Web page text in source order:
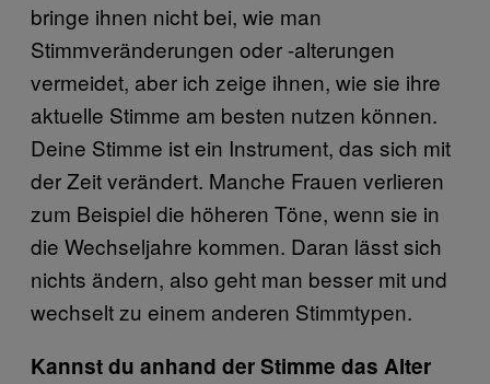
bringe ihnen nicht bei, wie man
Stimmveränderungen oder -alterungen
vermeidet, aber ich zeige ihnen, wie sie ihre
aktuelle Stimme am besten nutzen können.
Deine Stimme ist ein Instrument, das sich mit
der Zeit verändert. Manche Frauen verlieren
zum Beispiel die höheren Töne, wenn sie in
die Wechseljahre kommen. Daran lässt sich
nichts ändern, also geht man besser mit und
wechselt zu einem anderen Stimmtypen.
Kannst du anhand der Stimme das Alter